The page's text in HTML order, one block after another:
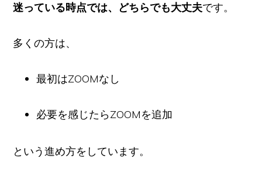
迷っている時点では、どちらでも大丈夫です。
多くの方は、
最初はZOOMなし
必要を感じたらZOOMを追加
という進め方をしています。